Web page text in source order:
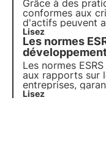
Grâce à des
conformes aux
d'actifs peuvent
mondiale par le
durable dans les
gestion d'actifs
Lisez
Les normes
Les normes
aux rapports sur
entreprises,
conformité
Lisez